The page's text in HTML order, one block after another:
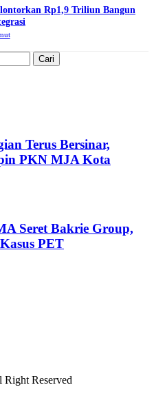
Rp1,9 Triliun Bangun
Terus Bersinar,
PKN MJA Kota
Seret Bakrie Group,
PET
Right Reserved